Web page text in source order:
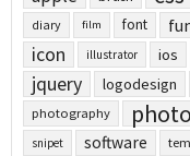
diary film font
icon illustrator ios
jquery logodesign
photography
snipet software